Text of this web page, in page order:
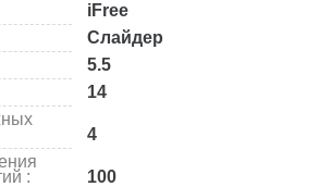
iFree
Слайдер
5.5
14
4
:
100